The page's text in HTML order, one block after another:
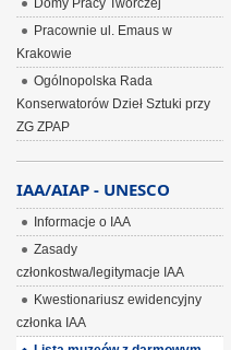
Domy Pracy Twórczej
Pracownie ul. Emaus w
Krakowie
Ogólnopolska Rada
Konserwatorów Dzieł Sztuki przy
ZG ZPAP
IAA/AIAP - UNESCO
Informacje o IAA
Zasady
członkostwa/legitymacje IAA
Kwestionariusz ewidencyjny
członka IAA